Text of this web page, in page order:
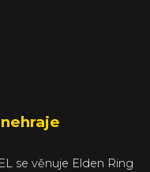
se věnuje Elden Ring